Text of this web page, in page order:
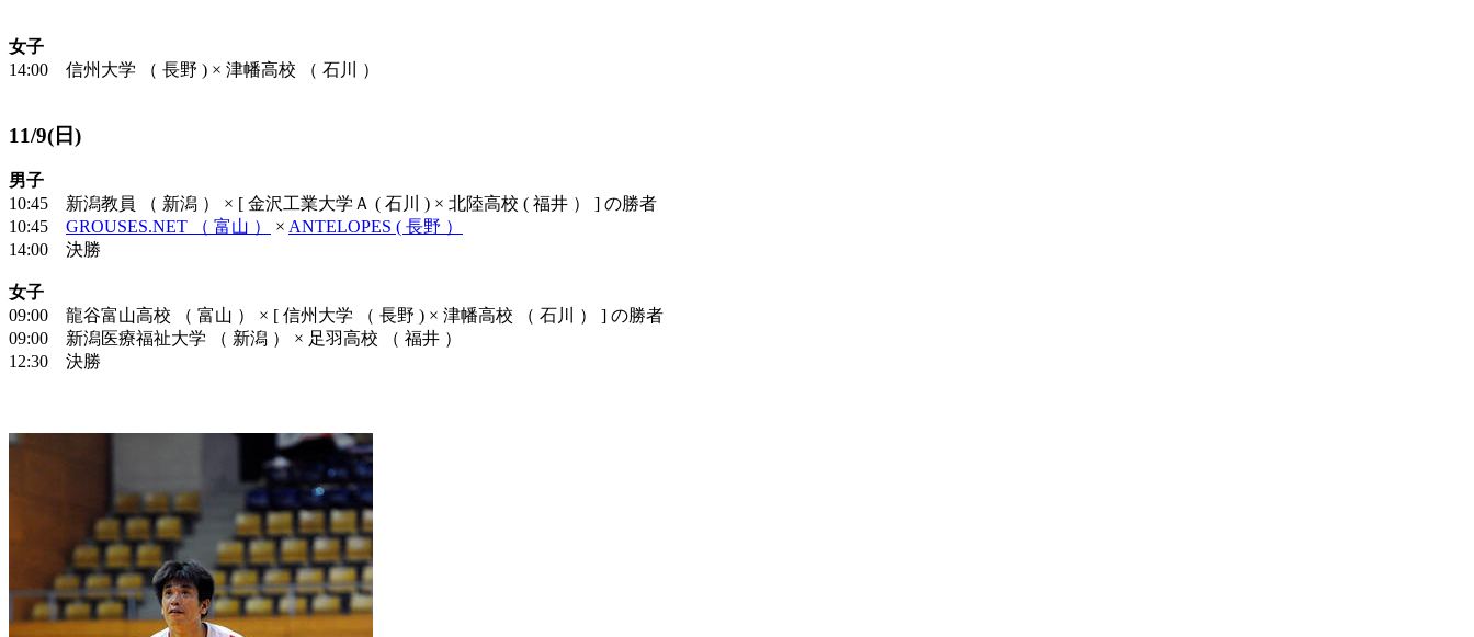
女子
14:00 信州大学 （ 長野 ) × 津幡高校 （ 石川 ）
11/9(日)
男子
10:45 新潟教員 （ 新潟 ） × [ 金沢工業大学Ａ ( 石川 ) × 北陸高校 ( 福井 ） ] の勝者
10:45 GROUSES.NET （ 富山 ） × ANTELOPES ( 長野 ）
14:00 決勝
女子
09:00 龍谷富山高校 （ 富山 ） × [ 信州大学 （ 長野 ) × 津幡高校 （ 石川 ） ] の勝者
09:00 新潟医療福祉大学 （ 新潟 ） × 足羽高校 （ 福井 ）
12:30 決勝